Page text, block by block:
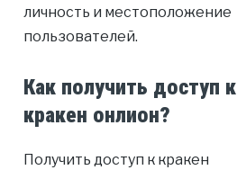
личность и местоположение
пользователей.
Как получить доступ к
кракен онлион?
Получить доступ к кракен